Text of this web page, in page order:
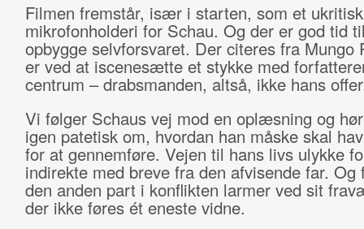
Filmen fremstår, især i starten, som et ukritisk
mikrofonholderi for Schau. Og der er god tid
opbygge selvforsvaret. Der citeres fra Mungo
er ved at iscenesætte et stykke med
centrum – drabsmanden, altså, ikke hans
Vi følger Schaus vej mod en oplæsning og
igen patetisk om, hvordan han måske skal
for at gennemføre. Vejen til hans livs ulykke
indirekte med breve fra den afvisende far.
den anden part i konflikten larmer ved sit
der ikke føres ét eneste vidne.